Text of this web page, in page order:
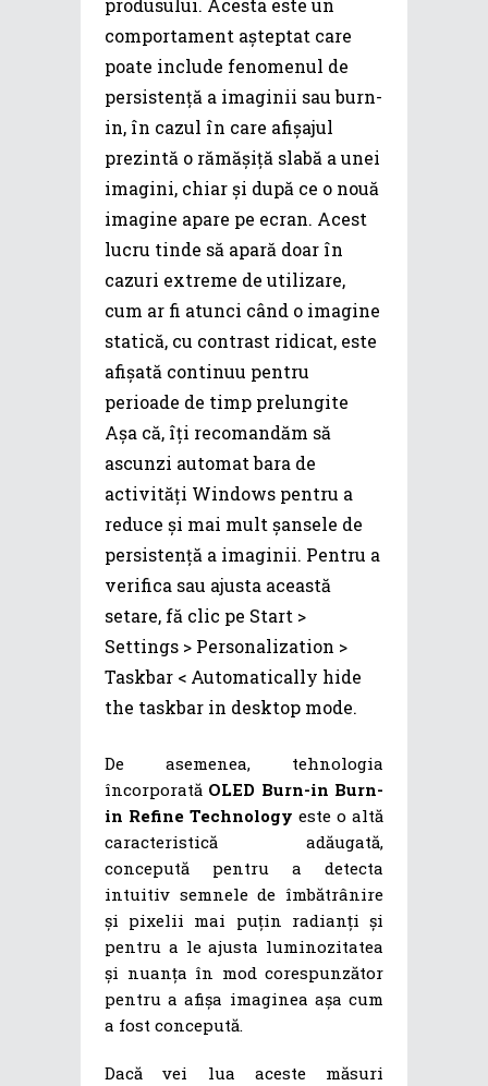
produsului. Acesta este un
comportament așteptat care
poate include fenomenul de
persistență a imaginii sau burn-
in, în cazul în care afișajul
prezintă o rămășiță slabă a unei
imagini, chiar și după ce o nouă
imagine apare pe ecran. Acest
lucru tinde să apară doar în
cazuri extreme de utilizare,
cum ar fi atunci când o imagine
statică, cu contrast ridicat, este
afișată continuu pentru
perioade de timp prelungite
Așa că, îți recomandăm să
ascunzi automat bara de
activități Windows pentru a
reduce și mai mult șansele de
persistență a imaginii. Pentru a
verifica sau ajusta această
setare, fă clic pe Start >
Settings > Personalization >
Taskbar < Automatically hide
the taskbar in desktop mode.
De asemenea, tehnologia
încorporată OLED Burn-in Burn-
in Refine Technology este o altă
caracteristică adăugată,
concepută pentru a detecta
intuitiv semnele de îmbătrânire
și pixelii mai puțin radianți și
pentru a le ajusta luminozitatea
și nuanța în mod corespunzător
pentru a afișa imaginea așa cum
a fost concepută.
Dacă vei lua aceste măsuri